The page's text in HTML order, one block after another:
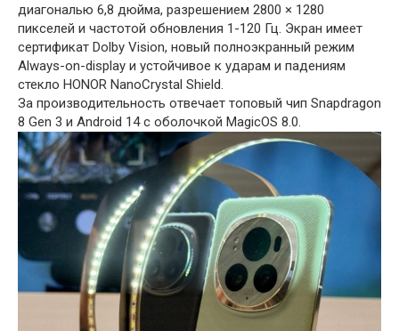
диагональю 6,8 дюйма, разрешением 2800 × 1280
пикселей и частотой обновления 1-120 Гц. Экран имеет
сертификат Dolby Vision, новый полноэкранный режим
Always-on-display и устойчивое к ударам и падениям
стекло HONOR NanoCrystal Shield.
За производительность отвечает топовый чип Snapdragon
8 Gen 3 и Android 14 с оболочкой MagicOS 8.0.